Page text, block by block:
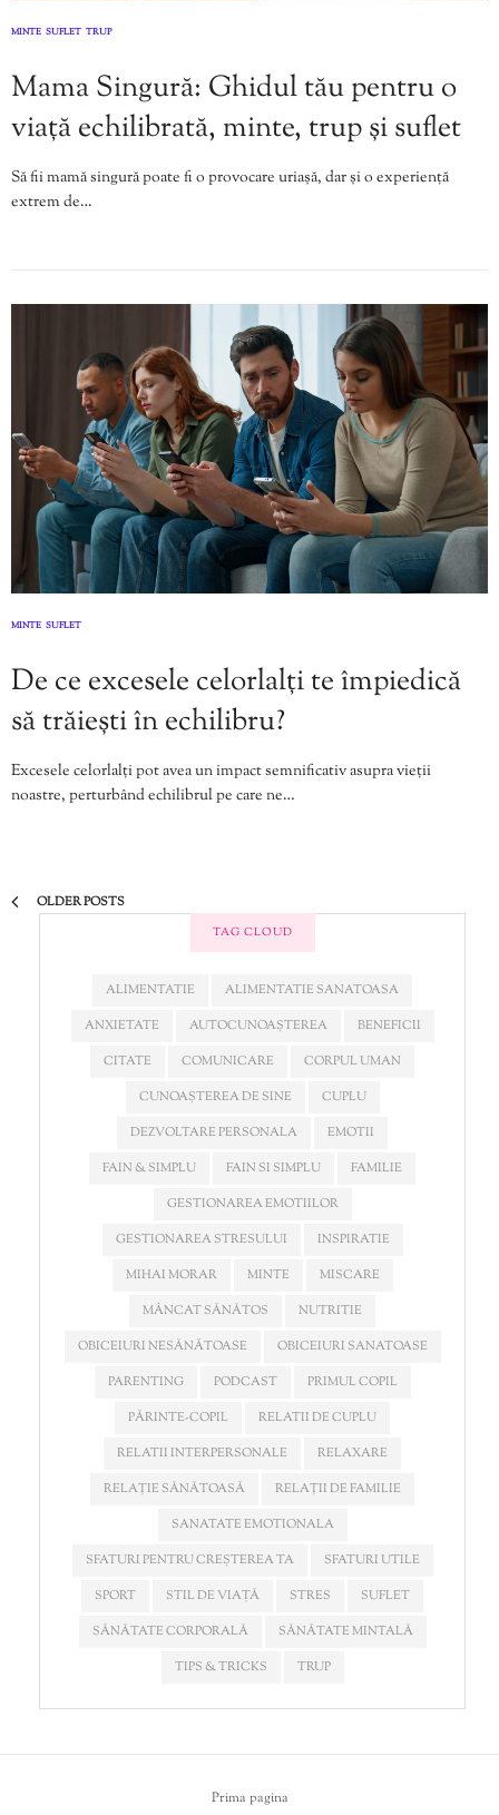
MINTE SUFLET TRUP
Mama Singură: Ghidul tău pentru o
viață echilibrată, minte, trup și suflet
Să fii mamă singură poate fi o provocare uriașă, dar și o experiență
extrem de…
MINTE SUFLET
De ce excesele celorlalți te împiedică
să trăiești în echilibru?
Excesele celorlalți pot avea un impact semnificativ asupra vieții
noastre, perturbând echilibrul pe care ne…
OLDER POSTS
TAG CLOUD
ALIMENTATIE
ALIMENTATIE SANATOASA
ANXIETATE
AUTOCUNOAȘTEREA
BENEFICII
CITATE
COMUNICARE
CORPUL UMAN
CUNOAȘTEREA DE SINE
CUPLU
DEZVOLTARE PERSONALA
EMOTII
FAIN & SIMPLU
FAIN SI SIMPLU
FAMILIE
GESTIONAREA EMOTIILOR
GESTIONAREA STRESULUI
INSPIRATIE
MIHAI MORAR
MINTE
MISCARE
MÂNCAT SĂNĂTOS
NUTRITIE
OBICEIURI NESĂNĂTOASE
OBICEIURI SANATOASE
PARENTING
PODCAST
PRIMUL COPIL
PĂRINTE-COPIL
RELATII DE CUPLU
RELATII INTERPERSONALE
RELAXARE
RELAȚIE SĂNĂTOASĂ
RELAȚII DE FAMILIE
SANATATE EMOTIONALA
SFATURI PENTRU CREȘTEREA TA
SFATURI UTILE
SPORT
STIL DE VIAȚĂ STRES
SUFLET
SĂNĂTATE CORPORALĂ
SĂNĂTATE MINTALĂ
TIPS & TRICKS
TRUP
Prima pagina